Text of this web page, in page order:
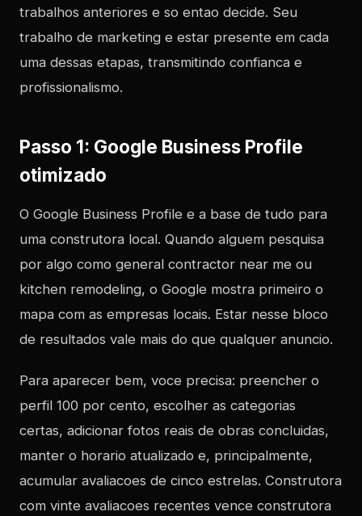
trabalhos anteriores e so entao decide. Seu
trabalho de marketing e estar presente em cada
uma dessas etapas, transmitindo confianca e
profissionalismo.
Passo 1: Google Business Profile
otimizado
O Google Business Profile e a base de tudo para
uma construtora local. Quando alguem pesquisa
por algo como general contractor near me ou
kitchen remodeling, o Google mostra primeiro o
mapa com as empresas locais. Estar nesse bloco
de resultados vale mais do que qualquer anuncio.
Para aparecer bem, voce precisa: preencher o
perfil 100 por cento, escolher as categorias
certas, adicionar fotos reais de obras concluidas,
manter o horario atualizado e, principalmente,
acumular avaliacoes de cinco estrelas. Construtora
com vinte avaliacoes recentes vence construtora